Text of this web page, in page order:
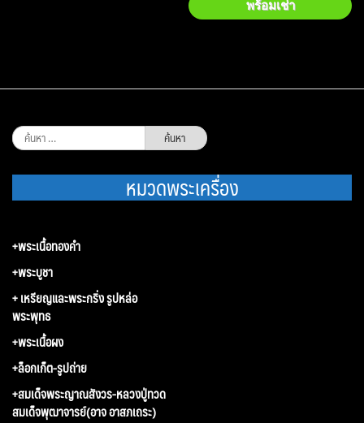
พร้อมเช่า
ค้นหา
สำหรับ:
หมวดพระเครื่อง
+พระเนื้อทองคำ
+พระบูชา
+ เหรียญและพระกริ่ง รูปหล่อ
พระพุทธ
+พระเนื้อผง
+ล็อกเก็ต-รูปถ่าย
+สมเด็จพระญาณสังวร-หลวงปู่ทวด
สมเด็จพุฒาจารย์(อาจ อาสภเถระ)